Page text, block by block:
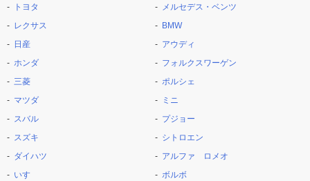
トヨタ
レクサス
日産
ホンダ
三菱
マツダ
スバル
スズキ
ダイハツ
いすゞ
メルセデス・ベンツ
BMW
アウディ
フォルクスワーゲン
ポルシェ
ミニ
プジョー
シトロエン
アルファ ロメオ
ボルボ